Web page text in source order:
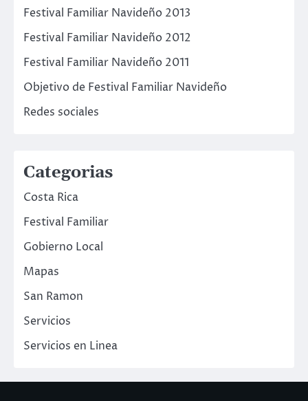
Festival Familiar Navideño 2013
Festival Familiar Navideño 2012
Festival Familiar Navideño 2011
Objetivo de Festival Familiar Navideño
Redes sociales
Categorias
Costa Rica
Festival Familiar
Gobierno Local
Mapas
San Ramon
Servicios
Servicios en Linea